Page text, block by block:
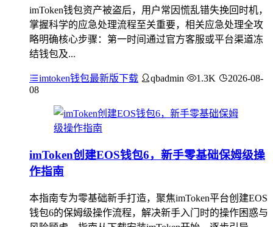
imToken钱包资产被盗后，用户常因慌乱错失挽回时机，
掌握科学的应急处理流程至关重要，相关应急处理全攻
略明确核心步骤：第一时间通过官方客服或平台渠道冻
结钱包及...
imtoken钱包最新版下载 qbadmin 1.3K
2026-08-
08
imToken创建EOS钱包6，新手零基础保姆级操
作指南
本指南专为零基础新手打造，聚焦imToken平台创建EOS
钱包6的保姆级操作流程，解决新手入门时的操作困惑与